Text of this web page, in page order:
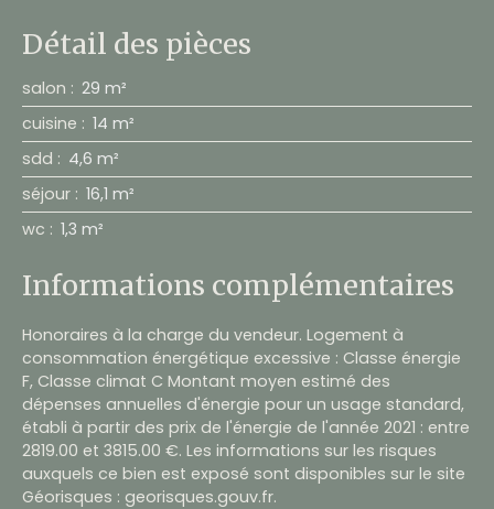
Détail des pièces
salon : 29 m²
cuisine : 14 m²
sdd : 4,6 m²
séjour : 16,1 m²
wc : 1,3 m²
Informations complémentaires
Honoraires à la charge du vendeur. Logement à
consommation énergétique excessive : Classe énergie
F, Classe climat C Montant moyen estimé des
dépenses annuelles d'énergie pour un usage standard,
établi à partir des prix de l'énergie de l'année 2021 : entre
2819.00 et 3815.00 €. Les informations sur les risques
auxquels ce bien est exposé sont disponibles sur le site
Géorisques : georisques.gouv.fr.